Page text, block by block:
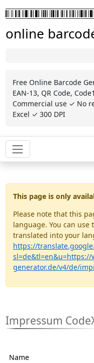
online
Free Online Barcode
EAN-13, QR Code,
Commercial use ✓ No
Excel ✓ 300 DPI
This page is only
Please note that this
language. You can
translated into your
https://
sl=de&tl=en&u=https://
generator.de/v4/de/
Impressum
Name